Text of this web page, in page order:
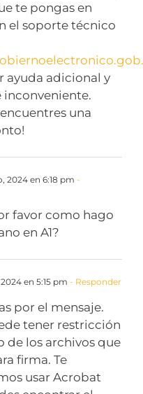
te pongas en
el soporte técnico
ayuda adicional y
inconveniente.
una
2024 en 6:18 pm -
favor como hago
en A1?
en 5:15 pm - Responder
por el mensaje.
tener restricción
de los archivos que
firma. Te
usar Acrobat